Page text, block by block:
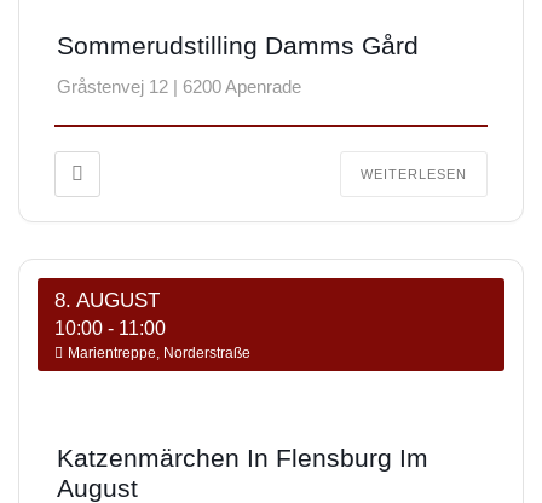
Sommerudstilling Damms Gård
Gråstenvej 12 | 6200 Apenrade
WEITERLESEN
8. AUGUST
10:00 - 11:00
Marientreppe, Norderstraße
Katzenmärchen In Flensburg Im
August